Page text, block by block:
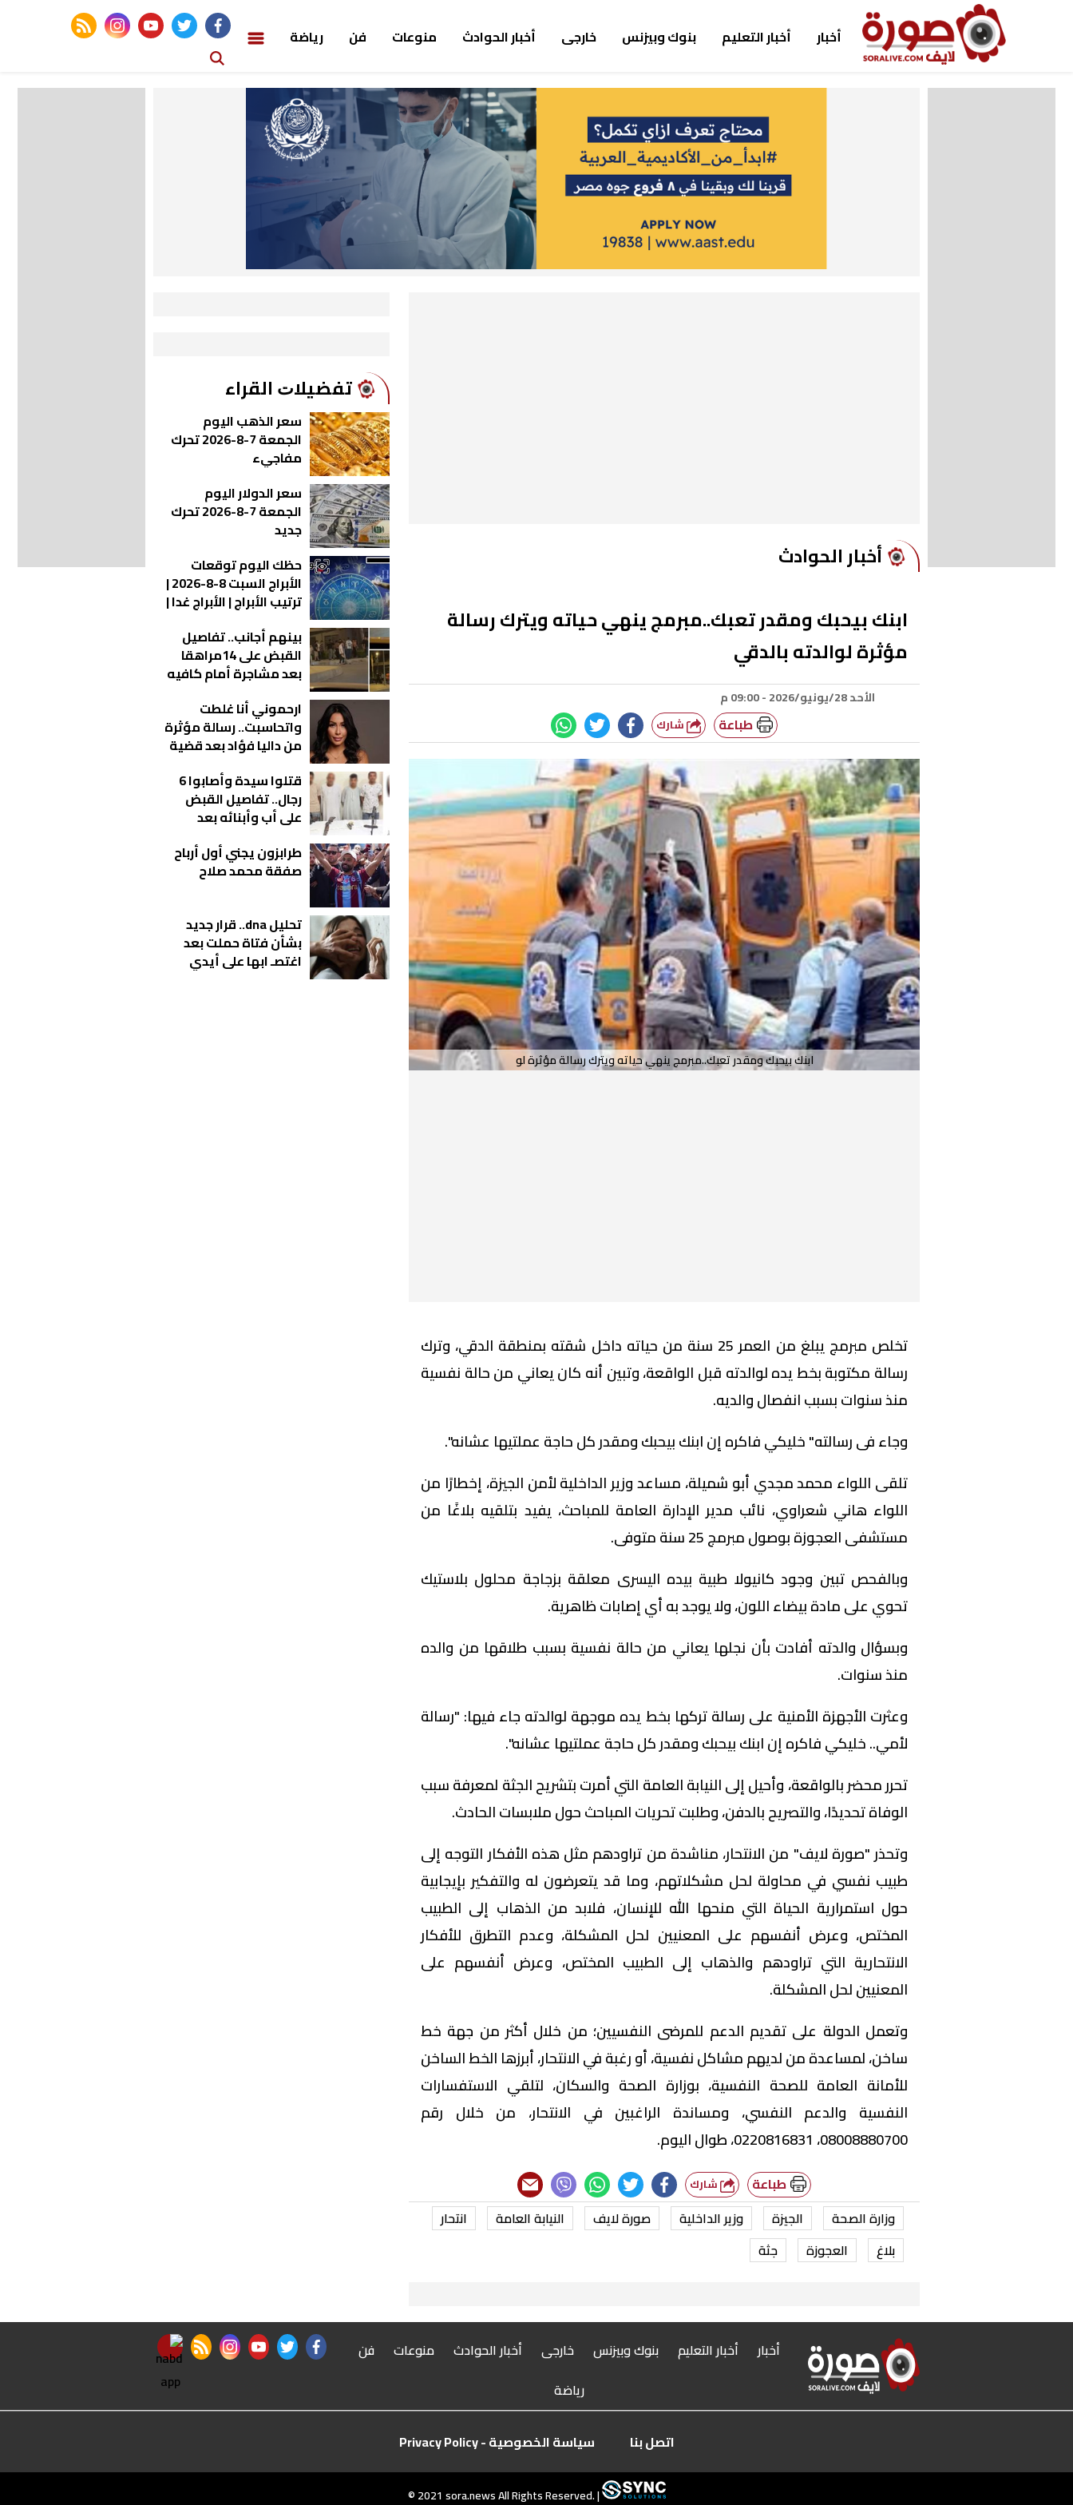
أخبار أخبار التعليم بنوك وبيزنس خارجى أخبار الحوادث منوعات فن رياضة
facebook
twitter
youtube
instagram
rss feed
أخبار الحوادث
ابنك بيحبك ومقدر تعبك..مبرمج ينهي حياته ويترك رسالة
مؤثرة لوالدته بالدقي
الأحد 28/يونيو/2026 - 09:00 م
طباعة
ابنك بيحبك ومقدر تعبك..مبرمج ينهي حياته ويترك رسالة مؤثرة لو
تخلص مبرمج يبلغ من العمر 25 سنة من حياته داخل شقته بمنطقة الدقي، وترك
رسالة مكتوبة بخط يده لوالدته قبل الواقعة، وتبين أنه كان يعاني من حالة نفسية
منذ سنوات بسبب انفصال والديه.
وجاء فى رسالته" خليكي فاكره إن ابنك بيحبك ومقدر كل حاجة عملتيها عشانه".
تلقى اللواء محمد مجدي أبو شميلة، مساعد وزير الداخلية لأمن الجيزة، إخطارًا من
اللواء هاني شعراوي، نائب مدير الإدارة العامة للمباحث، يفيد بتلقيه بلاغًا من
مستشفى العجوزة بوصول مبرمج 25 سنة متوفى.
وبالفحص تبين وجود كانيولا طبية بيده اليسرى معلقة بزجاجة محلول بلاستيك
تحوي على مادة بيضاء اللون، ولا يوجد به أي إصابات ظاهرية.
وبسؤال والدته أفادت بأن نجلها يعاني من حالة نفسية بسبب طلاقها من والده
منذ سنوات.
وعثرت الأجهزة الأمنية على رسالة تركها بخط يده موجهة لوالدته جاء فيها: "رسالة
لأمي.. خليكي فاكره إن ابنك بيحبك ومقدر كل حاجة عملتيها عشانه".
تحرر محضر بالواقعة، وأحيل إلى النيابة العامة التي أمرت بتشريح الجثة لمعرفة سبب
الوفاة تحديدًا، والتصريح بالدفن، وطلبت تحريات المباحث حول ملابسات الحادث.
وتحذر "صورة لايف" من الانتحار، مناشدة من تراودهم مثل هذه الأفكار التوجه إلى
طبيب نفسي في محاولة لحل مشكلاتهم، وما قد يتعرضون له والتفكير بإيجابية
حول استمرارية الحياة التي منحها الله للإنسان، فلابد من الذهاب إلى الطبيب
المختص، وعرض أنفسهم على المعنيين لحل المشكلة، وعدم التطرق للأفكار
الانتحارية التي تراودهم والذهاب إلى الطبيب المختص، وعرض أنفسهم على
المعنيين لحل المشكلة.
وتعمل الدولة على تقديم الدعم للمرضى النفسيين؛ من خلال أكثر من جهة خط
ساخن، لمساعدة من لديهم مشاكل نفسية، أو رغبة في الانتحار، أبرزها الخط الساخن
للأمانة العامة للصحة النفسية، بوزارة الصحة والسكان، لتلقي الاستفسارات
النفسية والدعم النفسي، ومساندة الراغبين في الانتحار، من خلال رقم
08008880700، 0220816831، طوال اليوم.
طباعة
وزارة الصحة الجيزة وزير الداخلية صورة لايف النيابة العامة
انتحار
بلاغ
العجوزة جثة
ﺗﻔﻀﻴﻼﺕ اﻟﻘﺮاء
سعر الذهب اليوم
الجمعة 7-8-2026 تحرك
مفاجيء
سعر الدولار اليوم
الجمعة 7-8-2026 تحرك
جديد
حظك اليوم توقعات
الأبراج السبت 8-8-2026 |
ترتيب الأبراج | الأبراج غدا |
الأبراج | الأبراج بالأشهر
بينهم أجانب.. تفاصيل
القبض على 14مراهقا
بعد مشاجرة أمام كافيه
ارحموني أنا غلطت
واتحاسبت.. رسالة مؤثرة
من داليا فؤاد بعد قضية
قتلوا سيدة وأصابوا 6
رجال.. تفاصيل القبض
على أب وأبنائه بعد
طرابزون يجني أول أرباح
صفقة محمد صلاح
تحليل dna.. قرار جديد
بشأن فتاة حملت بعد
اغتصـ ابها على أيدي
أخبار أخبار التعليم بنوك وبيزنس خارجى أخبار الحوادث منوعات
فن
رياضة
facebook
twitter
youtube
instagram
rss feed
nabd app
اتصل بنا سياسة الخصوصية - Privacy Policy
© 2021 sora.news All Rights Reserved. |